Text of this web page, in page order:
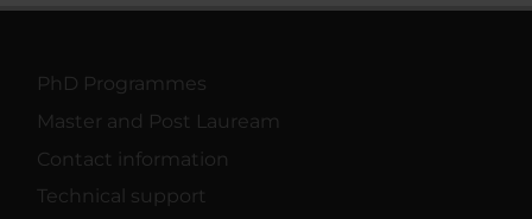
PhD Programmes
Master and Post Lauream
Contact information
Technical support